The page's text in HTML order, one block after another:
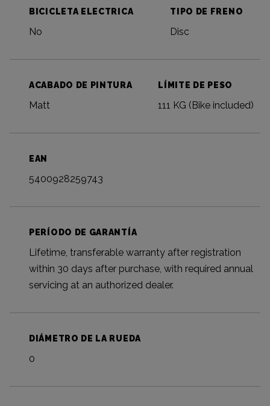
BICICLETA ELECTRICA
No
TIPO DE FRENO
Disc
ACABADO DE PINTURA
Matt
LÍMITE DE PESO
111 KG (Bike included)
EAN
5400928259743
PERÍODO DE GARANTÍA
Lifetime, transferable warranty after registration
within 30 days after purchase, with required annual
servicing at an authorized dealer.
DIÁMETRO DE LA RUEDA
0